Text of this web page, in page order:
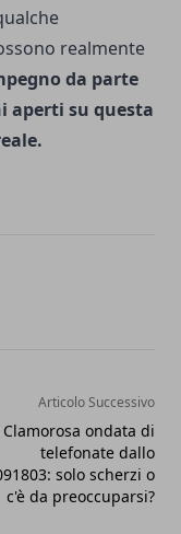
realmente
da parte
aperti su questa
Articolo Successivo
Clamorosa ondata di
telefonate dallo
solo scherzi o
c'è da preoccuparsi?